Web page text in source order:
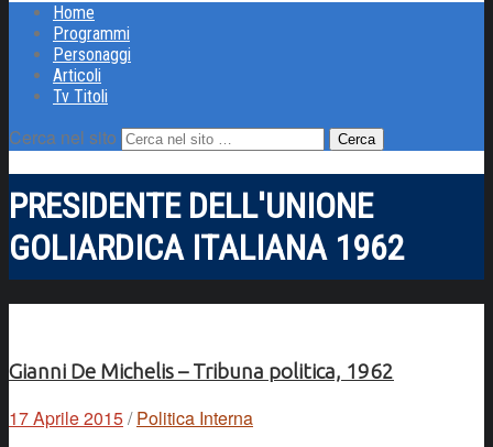
Home
Programmi
Personaggi
Articoli
Tv Titoli
Cerca nel sito
PRESIDENTE DELL'UNIONE
GOLIARDICA ITALIANA 1962
Gianni De Michelis – Tribuna politica, 1962
17 Aprile 2015/ Politica Interna